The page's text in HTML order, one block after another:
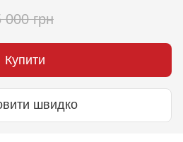
000 грн
Купити
швидко